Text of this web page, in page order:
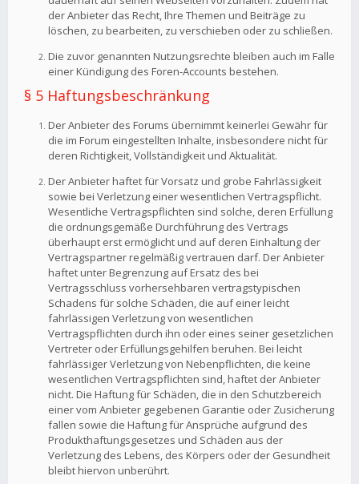
der Anbieter das Recht, Ihre Themen und Beiträge zu
löschen, zu bearbeiten, zu verschieben oder zu schließen.
Die zuvor genannten Nutzungsrechte bleiben auch im Falle
einer Kündigung des Foren-Accounts bestehen.
§ 5 Haftungsbeschränkung
Der Anbieter des Forums übernimmt keinerlei Gewähr für
die im Forum eingestellten Inhalte, insbesondere nicht für
deren Richtigkeit, Vollständigkeit und Aktualität.
Der Anbieter haftet für Vorsatz und grobe Fahrlässigkeit
sowie bei Verletzung einer wesentlichen Vertragspflicht.
Wesentliche Vertragspflichten sind solche, deren Erfüllung
die ordnungsgemäße Durchführung des Vertrags
überhaupt erst ermöglicht und auf deren Einhaltung der
Vertragspartner regelmäßig vertrauen darf. Der Anbieter
haftet unter Begrenzung auf Ersatz des bei
Vertragsschluss vorhersehbaren vertragstypischen
Schadens für solche Schäden, die auf einer leicht
fahrlässigen Verletzung von wesentlichen
Vertragspflichten durch ihn oder eines seiner gesetzlichen
Vertreter oder Erfüllungsgehilfen beruhen. Bei leicht
fahrlässiger Verletzung von Nebenpflichten, die keine
wesentlichen Vertragspflichten sind, haftet der Anbieter
nicht. Die Haftung für Schäden, die in den Schutzbereich
einer vom Anbieter gegebenen Garantie oder Zusicherung
fallen sowie die Haftung für Ansprüche aufgrund des
Produkthaftungsgesetzes und Schäden aus der
Verletzung des Lebens, des Körpers oder der Gesundheit
bleibt hiervon unberührt.